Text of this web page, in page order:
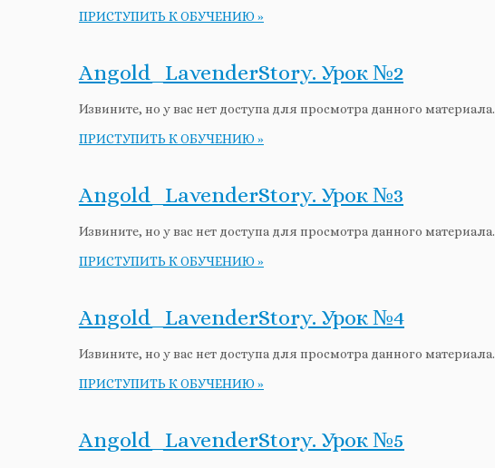
ПРИСТУПИТЬ К ОБУЧЕНИЮ »
Angold_LavenderStory. Урок №2
Извините, но у вас нет доступа для просмотра данного материала.
ПРИСТУПИТЬ К ОБУЧЕНИЮ »
Angold_LavenderStory. Урок №3
Извините, но у вас нет доступа для просмотра данного материала.
ПРИСТУПИТЬ К ОБУЧЕНИЮ »
Angold_LavenderStory. Урок №4
Извините, но у вас нет доступа для просмотра данного материала.
ПРИСТУПИТЬ К ОБУЧЕНИЮ »
Angold_LavenderStory. Урок №5